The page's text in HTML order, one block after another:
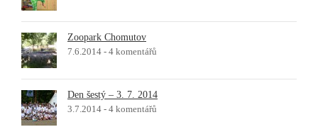
Zoopark Chomutov
7.6.2014 - 4 komentářů
Den šestý – 3. 7. 2014
3.7.2014 - 4 komentářů